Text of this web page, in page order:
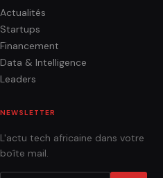
Actualités
Startups
Financement
Data & Intelligence
Leaders
NEWSLETTER
L'actu tech africaine dans votre
boîte mail.